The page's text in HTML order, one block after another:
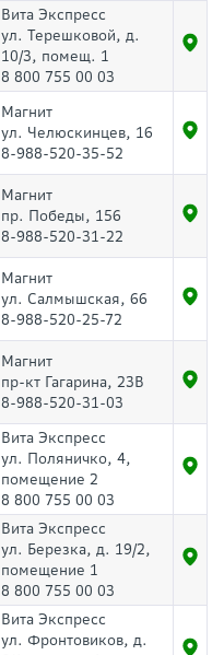
Вита Экспресс
ул. Терешковой, д.
10/3, помещ. 1
8 800 755 00 03
Магнит
ул. Челюскинцев, 16
8-988-520-35-52
Магнит
пр. Победы, 156
8-988-520-31-22
Магнит
ул. Салмышская, 66
8-988-520-25-72
Магнит
пр-кт Гагарина, 23В
8-988-520-31-03
Вита Экспресс
ул. Поляничко, 4,
помещение 2
8 800 755 00 03
Вита Экспресс
ул. Березка, д. 19/2,
помещение 1
8 800 755 00 03
Вита Экспресс
ул. Фронтовиков, д.